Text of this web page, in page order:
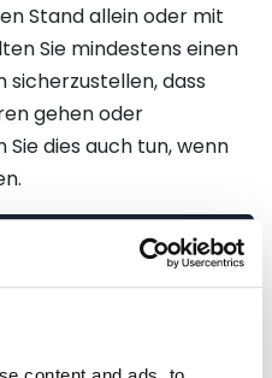
Stand allein oder mit
Sie mindestens einen
sicherzustellen, dass
gehen oder
dies auch tun, wenn
QUOTATION